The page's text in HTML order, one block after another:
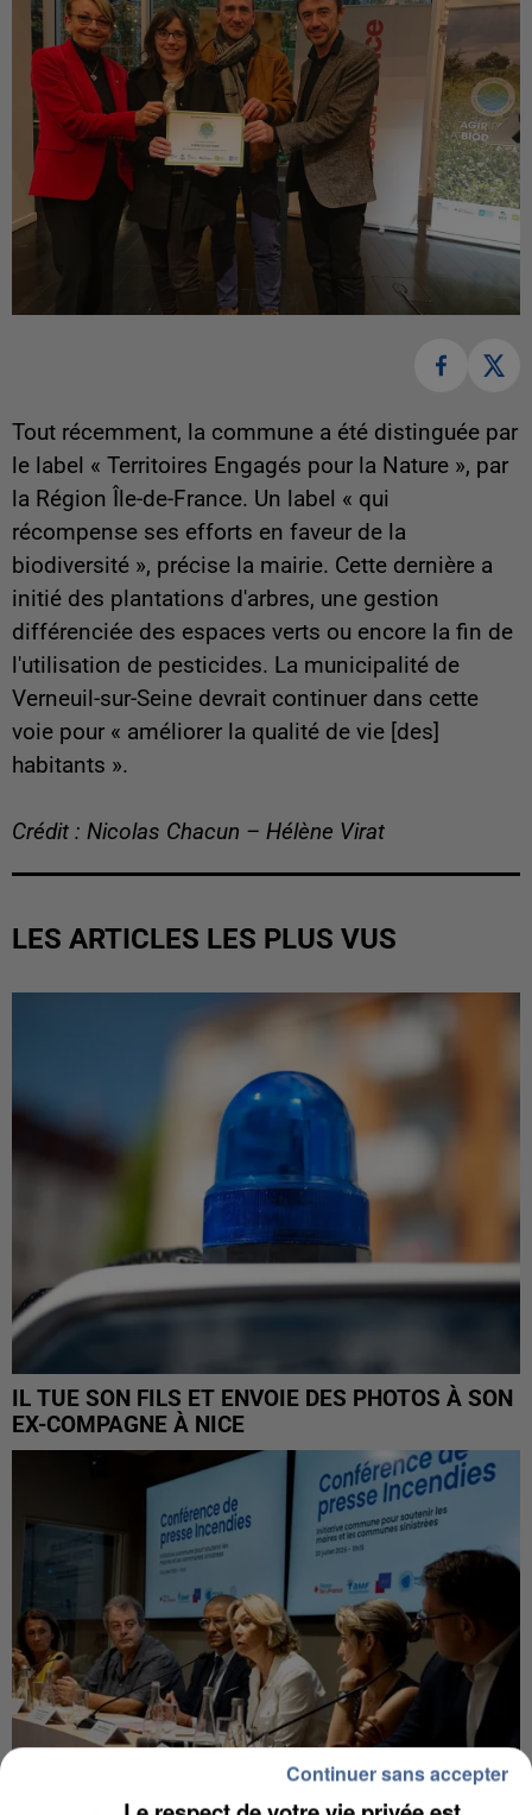
Tout récemment, la commune a été distinguée par
le label « Territoires Engagés pour la Nature », par
la Région Île-de-France. Un label « qui
récompense ses efforts en faveur de la
biodiversité », précise la mairie. Cette dernière a
initié des plantations d'arbres, une gestion
différenciée des espaces verts ou encore la fin de
l'utilisation de pesticides. La municipalité de
Verneuil-sur-Seine devrait continuer dans cette
voie pour « améliorer la qualité de vie [des]
habitants ».
Crédit : Nicolas Chacun – Hélène Virat
LES ARTICLES LES PLUS VUS
IL TUE SON FILS ET ENVOIE DES PHOTOS À SON
EX-COMPAGNE À NICE
Continuer sans accepter